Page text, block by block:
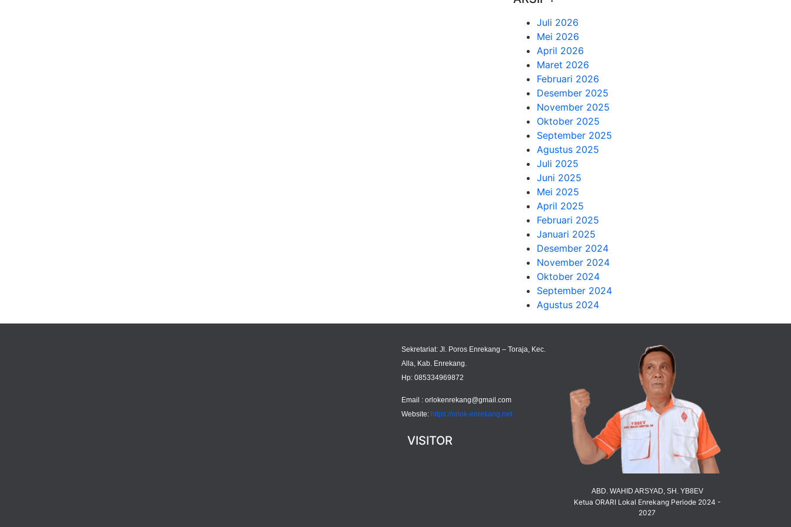
Juli 2026
Mei 2026
April 2026
Maret 2026
Februari 2026
Desember 2025
November 2025
Oktober 2025
September 2025
Agustus 2025
Juli 2025
Juni 2025
Mei 2025
April 2025
Februari 2025
Januari 2025
Desember 2024
November 2024
Oktober 2024
September 2024
Agustus 2024
Sekretariat: Jl. Poros Enrekang – Toraja, Kec.
Alla, Kab. Enrekang.
Hp: 085334969872
Email : orlokenrekang@gmail.com
Website: https://orlok-enrekang.net
VISITOR
ABD. WAHID ARSYAD, SH. YB8EV
Ketua ORARI Lokal Enrekang Periode 2024 -
2027